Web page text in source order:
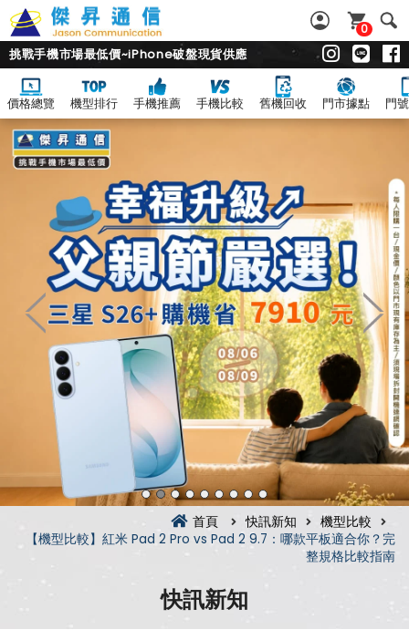
0
挑戰手機市場最低價~iPhone破盤現貨供應
價格總覽 機型排行 手機推薦 手機比較 舊機回收 門市據點 門
首頁 快訊新知
機型比較
【機型比較】紅米 Pad 2 Pro vs Pad 2 9.7：哪款平板適合你？完
整規格比較指南
快訊新知